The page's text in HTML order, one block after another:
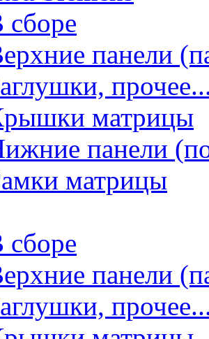
сборе
панели
матрицы
панели
матрицы
сборе
панели